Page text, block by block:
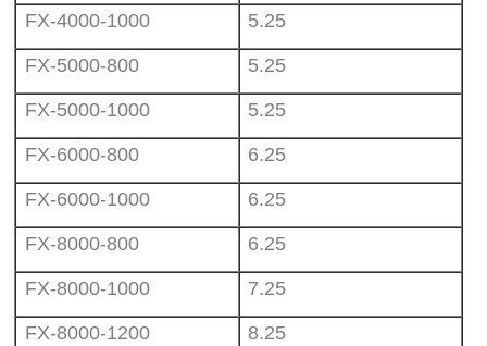
FX-4000-1000 5.25
FX-5000-800 5.25
FX-5000-1000 5.25
FX-6000-800 6.25
FX-6000-1000 6.25
FX-8000-800 6.25
FX-8000-1000 7.25
FX-8000-1200 8.25